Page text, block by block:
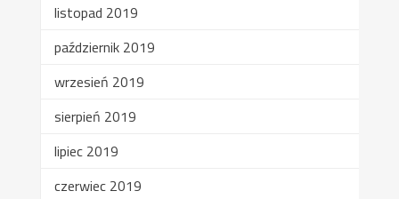
listopad 2019
październik 2019
wrzesień 2019
sierpień 2019
lipiec 2019
czerwiec 2019